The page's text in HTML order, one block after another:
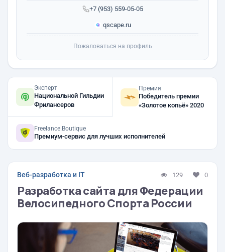
+7 (953) 559-05-05
qscape.ru
Пожаловаться на профиль
Эксперт
Национальной Гильдии
Фрилансеров
Премия
Победитель премии
«Золотое копьё» 2020
Freelance.Boutique
Премиум-сервис для лучших исполнителей
Веб-разработка и IT 129 0
Разработка сайта для Федерации
Велосипедного Спорта России